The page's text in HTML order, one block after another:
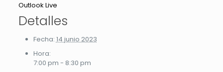
Outlook Live
Detalles
Fecha: 14 junio 2023
Hora:
7:00 pm - 8:30 pm